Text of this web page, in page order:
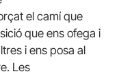
el camí que
que ens ofega i
i ens posa al
Les